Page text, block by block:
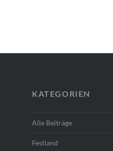
KATEGORIEN
Alle Beiträge
Festland